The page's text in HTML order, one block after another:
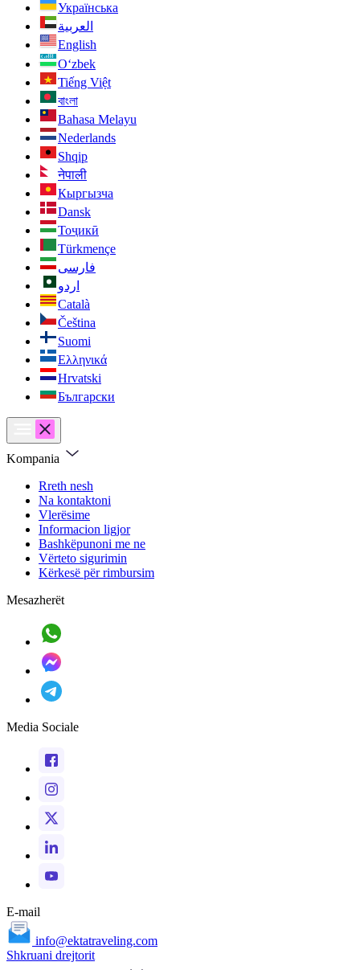
Українська
العربية
English
O‘zbek
Tiếng Việt
বাংলা
Bahasa Melayu
Nederlands
Shqip
नेपाली
Кыргызча
Dansk
Тоҷикӣ
Türkmençe
فارسی
اردو
Català
Čeština
Suomi
Ελληνικά
Hrvatski
Български
Kompania
Rreth nesh
Na kontaktoni
Vlerësime
Informacion ligjor
Bashkëpunoni me ne
Vërteto sigurimin
Kërkesë për rimbursim
Mesazherët
Media Sociale
E-mail
info@ektatraveling.com
Shkruani drejtorit